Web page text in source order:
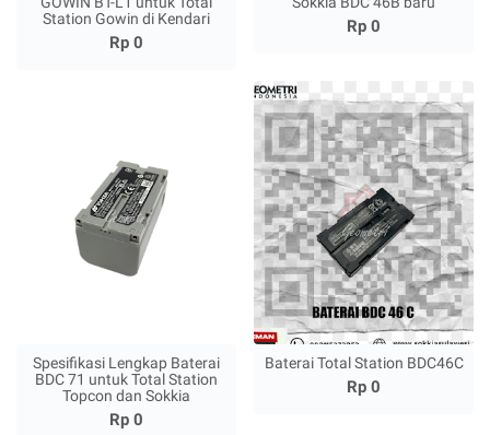
Station Gowin di Kendari
Rp 0
Rp 0
Spesifikasi Lengkap Baterai
BDC 71 untuk Total Station
Topcon dan Sokkia
Rp 0
Baterai Total Station BDC46C
Rp 0